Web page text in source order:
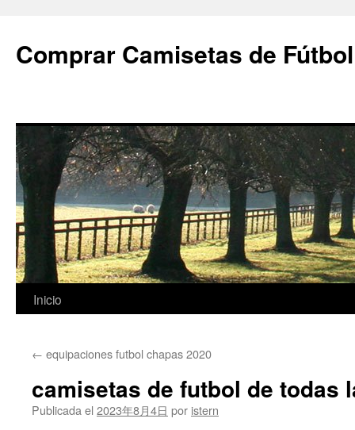
Comprar Camisetas de
Saltar
contenido
Inicio
← equipaciones futbol chapas 2020
camisetas de futbol de todas
Publicada el 2023年8月4日 por istern